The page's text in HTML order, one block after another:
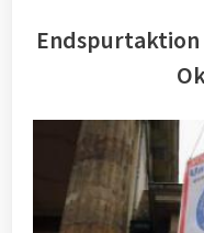
Endspurtaktion